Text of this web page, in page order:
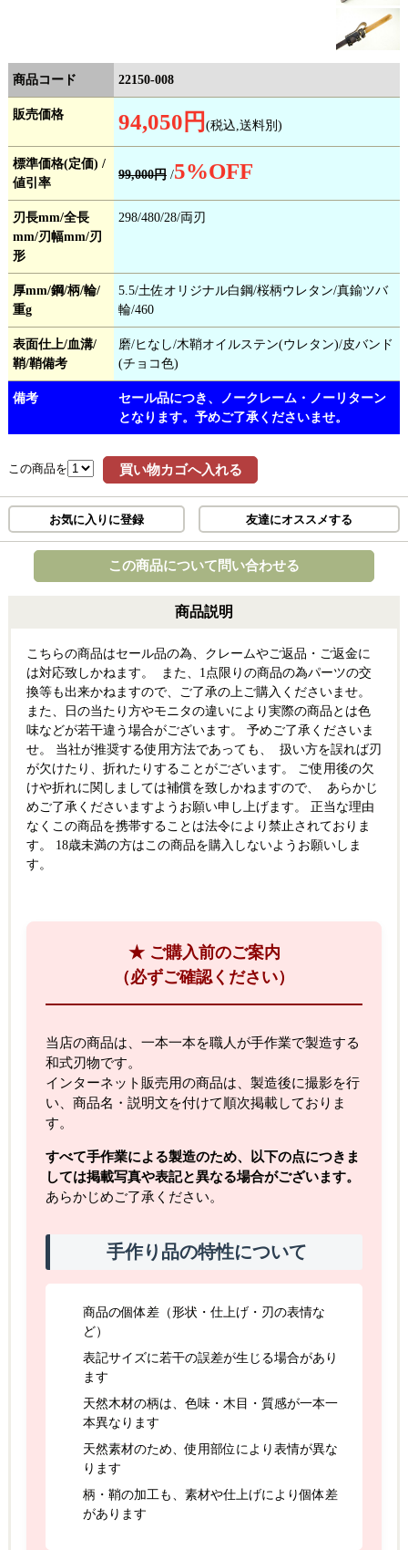
商品コード 22150-008
販売価格 94,050円 (税込,送料別)
標準価格(定価) /
値引率
99,000円 /5%OFF
刃長mm/全長
mm/刃幅mm/刃
形
298/480/28/両刃
厚mm/鋼/柄/輪/
重g
5.5/土佐オリジナル白鋼/桜柄ウレタン/真鍮ツバ
輪/460
表面仕上/血溝/
鞘/鞘備考
磨/ヒなし/木鞘オイルステン(ウレタン)/皮バンド
(チョコ色)
備考
セール品につき、ノークレーム・ノーリターン
となります。予めご了承くださいませ。
この商品を 買い物カゴへ入れる
お気に入りに登録 友達にオススメする
この商品について問い合わせる
商品説明
こちらの商品はセール品の為、クレームやご返品・ご返金に
は対応致しかねます。 また、1点限りの商品の為パーツの交
換等も出来かねますので、ご了承の上ご購入くださいませ。
また、日の当たり方やモニタの違いにより実際の商品とは色
味などが若干違う場合がございます。 予めご了承くださいま
せ。 当社が推奨する使用方法であっても、 扱い方を誤れば刃
が欠けたり、折れたりすることがございます。 ご使用後の欠
けや折れに関しましては補償を致しかねますので、 あらかじ
めご了承くださいますようお願い申し上げます。 正当な理由
なくこの商品を携帯することは法令により禁止されておりま
す。 18歳未満の方はこの商品を購入しないようお願いしま
す。
★ ご購入前のご案内
（必ずご確認ください）
当店の商品は、一本一本を職人が手作業で製造する
和式刃物です。
インターネット販売用の商品は、製造後に撮影を行
い、商品名・説明文を付けて順次掲載しておりま
す。
すべて手作業による製造のため、以下の点につきま
しては掲載写真や表記と異なる場合がございます。
あらかじめご了承ください。
手作り品の特性について
商品の個体差（形状・仕上げ・刃の表情な
ど）
表記サイズに若干の誤差が生じる場合があり
ます
天然木材の柄は、色味・木目・質感が一本一
本異なります
天然素材のため、使用部位により表情が異な
ります
柄・鞘の加工も、素材や仕上げにより個体差
があります